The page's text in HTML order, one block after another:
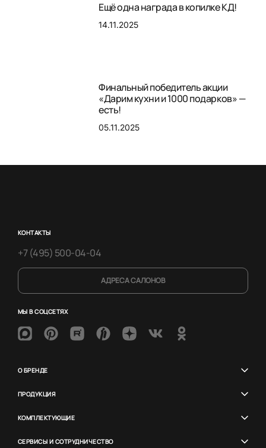
Ещё одна награда в копилке КД!
14.11.2025
Финальный победитель акции
«Дарим кухни и 1000 подарков» —
есть!
05.11.2025
КОНТАКТЫ
+7 (495) 500-04-04
АДРЕСА САЛОНОВ
МЫ В СОЦСЕТЯХ
О БРЕНДЕ
ПРОДУКЦИЯ
КОМПЛЕКТУЮЩИЕ
СЕРВИСЫ И СОТРУДНИЧЕСТВО